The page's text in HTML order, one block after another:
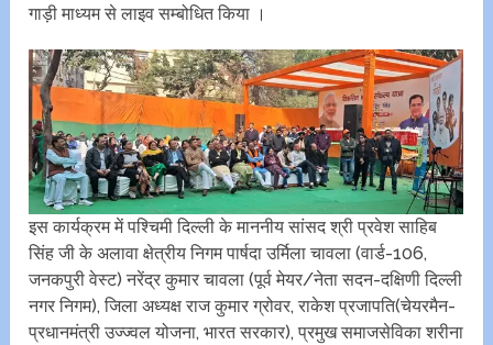
गाड़ी माध्यम से लाइव सम्बोधित किया ।
इस कार्यक्रम में पश्चिमी दिल्ली के माननीय सांसद श्री प्रवेश साहिब
सिंह जी के अलावा क्षेत्रीय निगम पार्षदा उर्मिला चावला (वार्ड-106,
जनकपुरी वेस्ट) नरेंद्र कुमार चावला (पूर्व मेयर/नेता सदन-दक्षिणी दिल्ली
नगर निगम), जिला अध्यक्ष राज कुमार ग्रोवर, राकेश प्रजापति(चेयरमैन-
प्रधानमंत्री उज्ज्वल योजना, भारत सरकार), प्रमुख समाजसेविका शरीना